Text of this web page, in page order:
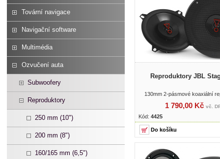
Tovární navigace
Navigační software
Multimédia
Ozvučení auta
Subwoofery
Reproduktory
250 mm (10")
200 mm (8")
160/165 mm (6,5")
Reproduktory JBL
130mm 2-pásmové koaxiální
1 790,00 Kč vč.
Kód: 4425